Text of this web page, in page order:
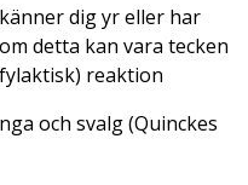
dig yr eller har
detta kan vara tecken
reaktion
och svalg (Quinckes